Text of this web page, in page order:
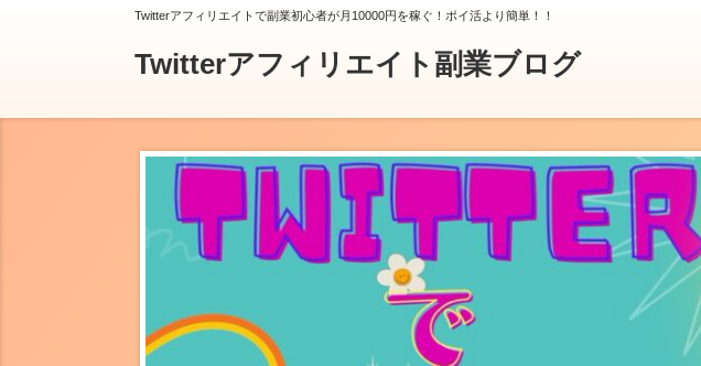
Twitterアフィリエイトで副業初心者が月10000円を稼ぐ！ポイ活より簡単！！
Twitterアフィリエイト副業ブログ